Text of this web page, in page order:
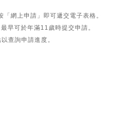
網上申請」即可遞交電子表格。
早可於年滿11歲時提交申請。
查詢申請進度。